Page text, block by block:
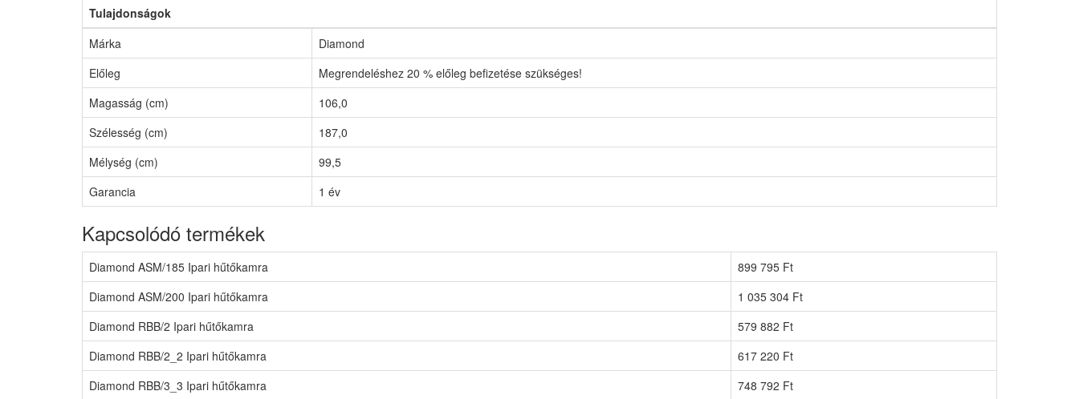
Tulajdonságok
Márka
Diamond
Előleg
Megrendeléshez 20 % előleg befizetése szükséges!
Magasság (cm)
106,0
Szélesség (cm)
187,0
Mélység (cm)
99,5
Garancia
1 év
Kapcsolódó termékek
Diamond ASM/185 Ipari hűtőkamra
899 795 Ft
Diamond ASM/200 Ipari hűtőkamra
1 035 304 Ft
Diamond RBB/2 Ipari hűtőkamra
579 882 Ft
Diamond RBB/2_2 Ipari hűtőkamra
617 220 Ft
Diamond RBB/3_3 Ipari hűtőkamra
748 792 Ft